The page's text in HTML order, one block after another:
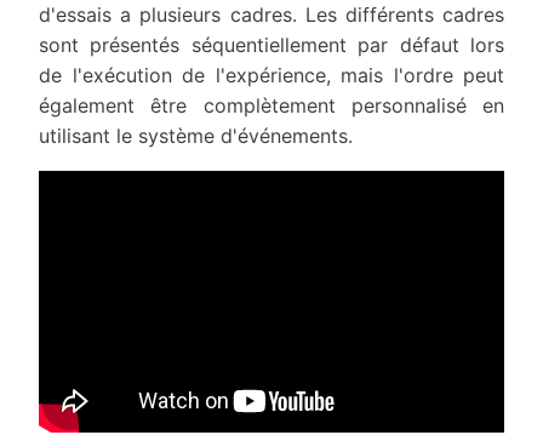
d'essais a plusieurs cadres. Les différents cadres
sont présentés séquentiellement par défaut lors
de l'exécution de l'expérience, mais l'ordre peut
également être complètement personnalisé en
utilisant le système d'événements.